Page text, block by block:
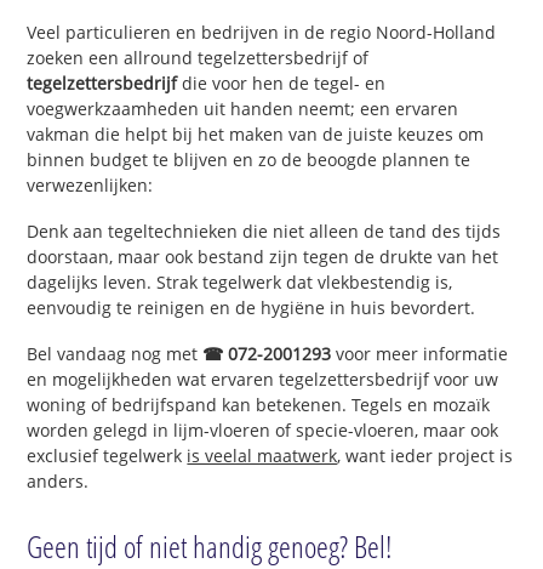
Veel particulieren en bedrijven in de regio Noord-Holland
zoeken een allround tegelzettersbedrijf of
tegelzettersbedrijfdie voor hen de tegel- en
voegwerkzaamheden uit handen neemt; een ervaren
vakman die helpt bij het maken van de juiste keuzes om
binnen budget te blijven en zo de beoogde plannen te
verwezenlijken:
Denk aan tegeltechnieken die niet alleen de tand des tijds
doorstaan, maar ook bestand zijn tegen de drukte van het
dagelijks leven. Strak tegelwerk dat vlekbestendig is,
eenvoudig te reinigen en de hygiëne in huis bevordert.
Bel vandaag nog met ☎ 072-2001293 voor meer informatie
en mogelijkheden wat ervaren tegelzettersbedrijf voor uw
woning of bedrijfspand kan betekenen. Tegels en mozaïk
worden gelegd in lijm-vloeren of specie-vloeren, maar ook
exclusief tegelwerk is veelal maatwerk, want ieder project is
anders.
Geen tijd of niet handig genoeg? Bel!